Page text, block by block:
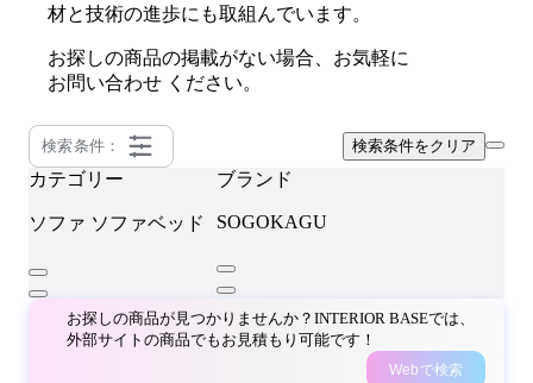
材と技術の進歩にも取組んでいます。
お探しの商品の掲載がない場合、お気軽に
お問い合わせ ください。
検索条件： 検索条件をクリア
カテゴリー
ソファ ソファベッド
ブランド
SOGOKAGU
お探しの商品が見つかりませんか？INTERIOR BASEでは、
外部サイトの商品でもお見積もり可能です！
Webで検索